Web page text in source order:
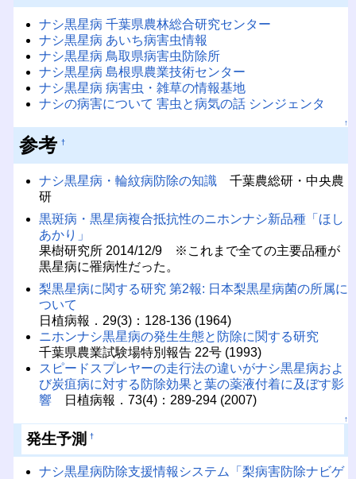
ナシ黒星病 千葉県農林総合研究センター
ナシ黒星病 あいち病害虫情報
ナシ黒星病 鳥取県病害虫防除所
ナシ黒星病 島根県農業技術センター
ナシ黒星病 病害虫・雑草の情報基地
ナシの病害について 害虫と病気の話 シンジェンタ
↑
参考 †
ナシ黒星病・輪紋病防除の知識千葉農総研・中央農
研
黒斑病・黒星病複合抵抗性のニホンナシ新品種「ほし
あかり」
果樹研究所 2014/12/9 ※これまで全ての主要品種が
黒星病に罹病性だった。
梨黒星病に関する研究 第2報: 日本梨黒星病菌の所属に
ついて
日植病報．29(3)：128-136 (1964)
ニホンナシ黒星病の発生生態と防除に関する研究
千葉県農業試験場特別報告 22号 (1993)
スピードスプレヤーの走行法の違いがナシ黒星病およ
び炭疽病に対する防除効果と葉の薬液付着に及ぼす影
響日植病報．73(4)：289-294 (2007)
↑
発生予測 †
ナシ黒星病防除支援情報システム「梨病害防除ナビゲ